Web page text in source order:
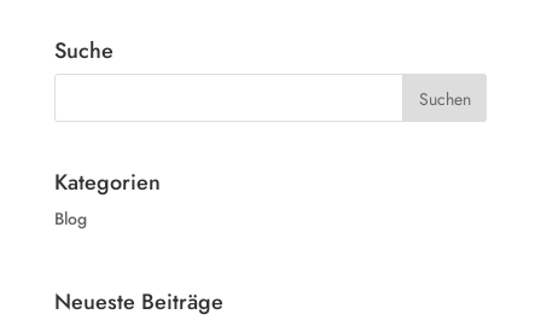
Suche
Kategorien
Blog
Neueste Beiträge